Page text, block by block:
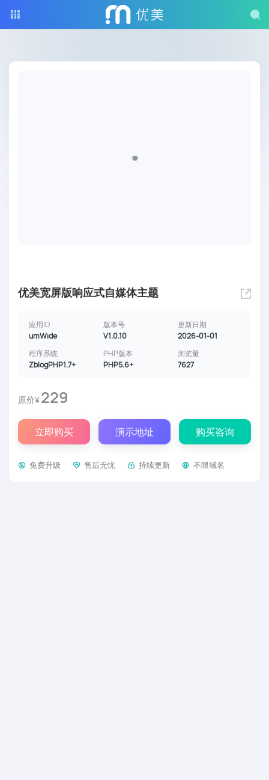
优美宽屏版响应式自媒体主题
应用ID
umWide
版本号
V1.0.10
更新日期
2026-01-01
程序系统
ZblogPHP1.7+
PHP版本
PHP5.6+
浏览量
7627
原价¥229
立即购买 演示地址 购买咨询
免费升级 售后无忧 持续更新 不限域名